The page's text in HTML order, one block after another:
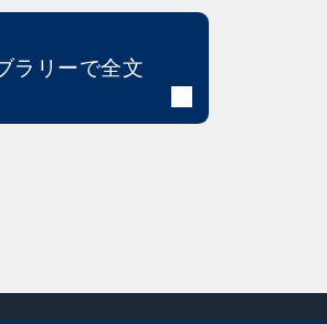
ラリーで全文